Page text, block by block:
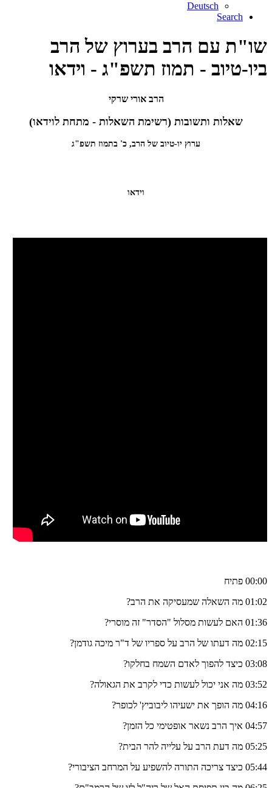
Deutsch
Search
שו"ת עם הרב בערוץ של הרב
ביו-טיוב - תמוז תשפ"ג - וידאו
הרב אורי שרקי
שאלות ותשובות (רשימת השאלות - מתחת לוידאו)
ערוץ יו-טיוב של הרב, כ' בתמוז תשפ"ג
וידאו
00:00 פתיח
01:02 מה השאלה שמעסיקה את הרב?
01:36 האם לעשות מסלול "הסדר" זה מוסרי?
02:15 מה דעתו של הרב על ספריו של ד"ר מיכה גודמן?
03:08 כיצד להפוך לאדם השמח בחלקו?
03:52 מה אני יכול לעשות כדי לקרב את הגאולה?
04:16 מה הופך את ישעיהו ליבוביץ' לכופר?
04:57 איך הרב נשאר אופטימי כל הזמן?
05:25 מה דעת הרב על עלייה להר הבית?
05:44 כיצד צריכה התורה להשפיע על המרחב הציבורי?